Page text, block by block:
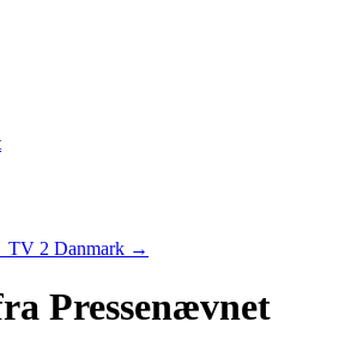
TV 2 Danmark →
Pressenævnet